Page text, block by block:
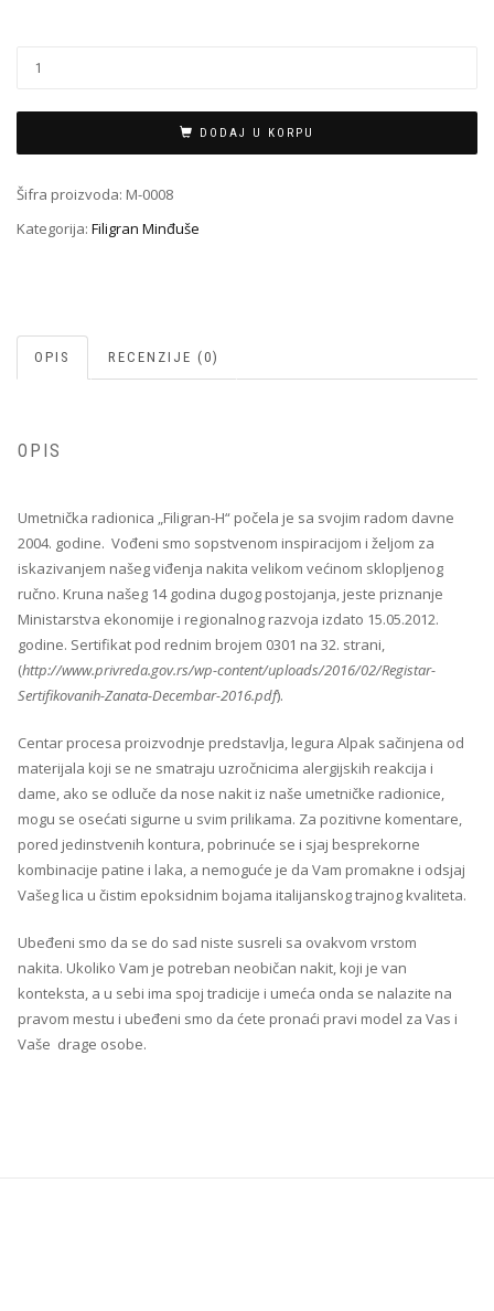
M-
količina
DODAJ U KORPU
Šifra proizvoda: M-0008
Kategorija: Filigran Minđuše
OPIS RECENZIJE (0)
OPIS
Umetnička radionica „Filigran-H“ počela je sa svojim radom davne
2004. godine. Vođeni smo sopstvenom inspiracijom i željom za
iskazivanjem našeg viđenja nakita velikom većinom sklopljenog
ručno. Kruna našeg 14 godina dugog postojanja, jeste priznanje
Ministarstva ekonomije i regionalnog razvoja izdato 15.05.2012.
godine. Sertifikat pod rednim brojem 0301 na 32. strani,
(http://www.privreda.gov.rs/wp-content/uploads/2016/02/Registar-
Sertifikovanih-Zanata-Decembar-2016.pdf).
Centar procesa proizvodnje predstavlja, legura Alpak sačinjena od
materijala koji se ne smatraju uzročnicima alergijskih reakcija i
dame, ako se odluče da nose nakit iz naše umetničke radionice,
mogu se osećati sigurne u svim prilikama. Za pozitivne komentare,
pored jedinstvenih kontura, pobrinuće se i sjaj besprekorne
kombinacije patine i laka, a nemoguće je da Vam promakne i odsjaj
Vašeg lica u čistim epoksidnim bojama italijanskog trajnog kvaliteta.
Ubeđeni smo da se do sad niste susreli sa ovakvom vrstom
nakita. Ukoliko Vam je potreban neobičan nakit, koji je van
konteksta, a u sebi ima spoj tradicije i umeća onda se nalazite na
pravom mestu i ubeđeni smo da ćete pronaći pravi model za Vas i
Vaše drage osobe.